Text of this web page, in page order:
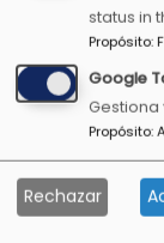
Lite FM
status in
Propósito:
Google
Propósito:
Rechazar